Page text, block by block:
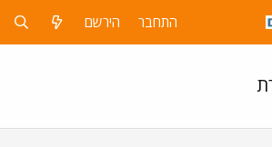
התחבר הירשם